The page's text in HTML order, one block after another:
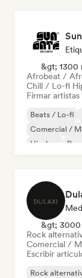
&gt; 1300
Afrobeat /
Chill / Lo-fi
Firmar
Beats / Lo-fi
Comercial /
Hip-hop
&gt; 3000
Rock
Comercial /
Escribir
Rock